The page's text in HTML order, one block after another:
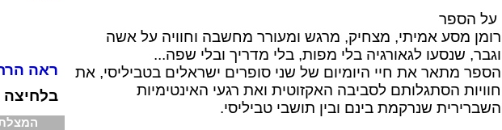
על הספר
רומן מסע אמיתי, מצחיק, מרגש ומעורר מחשבה וחוויה על אשה
וגבר, שנסעו לגאורגיה בלי מפות, בלי מדריך ובלי שפה...
הספר מתאר את חיי היומיום של שני סופרים ישראלים בטביליסי, את
חוויות הסתגלותם לסביבה האקזוטית ואת רגעי האינטימיות
השברירית שנרקמת בינם ובין תושבי טביליסי.
ראה
בלחיצה